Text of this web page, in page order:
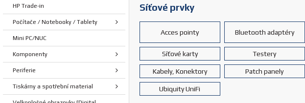
Síťové prvky
Acces pointy Bluetooth adaptéry
Síťové karty Testery
Kabely, Konektory Patch panely
Ubiquity UniFi
HP Trade-in
Počítače / Notebooky / Tablety
Mini PC/NUC
Komponenty
Periferie
Tiskárny a spotřební material